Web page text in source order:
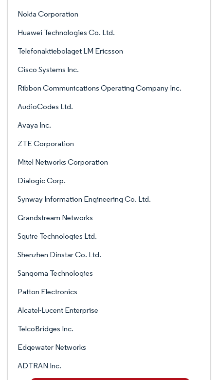
Nokia Corporation
Huawei Technologies Co. Ltd.
Telefonaktiebolaget LM Ericsson
Cisco Systems Inc.
Ribbon Communications Operating Company Inc.
AudioCodes Ltd.
Avaya Inc.
ZTE Corporation
Mitel Networks Corporation
Dialogic Corp.
Synway Information Engineering Co. Ltd.
Grandstream Networks
Squire Technologies Ltd.
Shenzhen Dinstar Co. Ltd.
Sangoma Technologies
Patton Electronics
Alcatel-Lucent Enterprise
TelcoBridges Inc.
Edgewater Networks
ADTRAN Inc.